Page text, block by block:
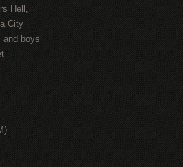
Hell,
City
and boys